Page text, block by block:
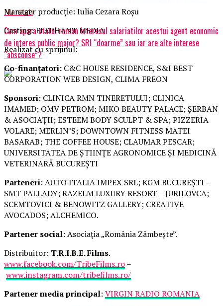
Nu ratati
Cum apara statul roman interesul salariatilor acestui agent economic
de interes public major? SRI “doarme” sau iar are alte interese
“absconse”?
Manager producție: Iulia Cezara Roșu
Casting: ELEPHANT MEDIA
Realizat cu sprijinul:
Co-finanțatori: C&C HOUSE RESIDENCE, S&I BEST
CORPORATION WEB DESIGN, CLIMA FREON
Sponsori: CLINICA RMN TINERETULUI; CLINICA
IMAMED; OMV PETROM; MIKO BEAUTY PALACE; ȘERBAN
& ASOCIAȚII; ESTEEM BODY SCULPT & SPA; PIZZERIA
VOLARE; MERLIN’S; DOWNTOWN FITNESS MATEI
BASARAB; THE COFFEE HOUSE; CLAUMAR PESCAR;
UNIVERSITATEA DE ȘTIINȚE AGRONOMICE ȘI MEDICINĂ
VETERINARĂ BUCUREȘTI
Parteneri: AUTO ITALIA IMPEX SRL; KGM BUCUREȘTI –
SMT PALLADY; RAZELM LUXURY RESORT – JURILOVCA;
SCEMTOVICI & BENOWITZ GALLERY; CREATIVE
AVOCADOS; ALCHEMICO.
Partener social: Asociația „România Zâmbește”.
Distribuitor: T.R.I.B.E. Films.
www.facebook.com/TribeFilms.ro–
www.instagram.com/tribefilms.ro/
Partener media principal: VIRGIN RADIO ROMANIA